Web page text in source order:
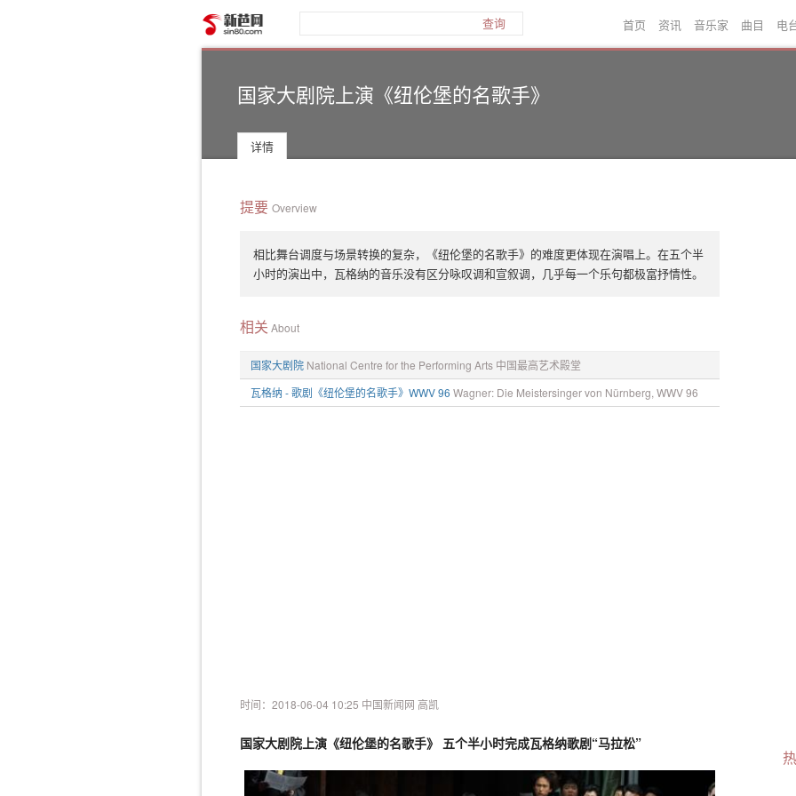
查询 首页 资讯 音乐家 曲目 电
国家大剧院上演《纽伦堡的名歌手》
详情
提要 Overview
相比舞台调度与场景转换的复杂，《纽伦堡的名歌手》的难度更体现在演唱上。在五个半
小时的演出中，瓦格纳的音乐没有区分咏叹调和宣叙调，几乎每一个乐句都极富抒情性。
相关 About
国家大剧院 National Centre for the Performing Arts 中国最高艺术殿堂
瓦格纳 - 歌剧《纽伦堡的名歌手》WWV 96 Wagner: Die Meistersinger von Nürnberg, WWV 96
时间：2018-06-04 10:25 中国新闻网 高凯
国家大剧院上演《纽伦堡的名歌手》 五个半小时完成瓦格纳歌剧“马拉松”